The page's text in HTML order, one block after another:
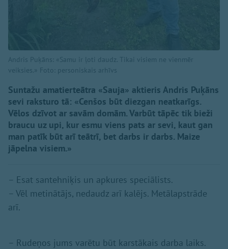
Andris Puķāns: «Samu ir ļoti daudz. Tikai visiem ne vienmēr
veiksies.» Foto: personiskais arhīvs
Suntažu amatierteātra «Sauja» aktieris Andris Puķāns
sevi raksturo tā: «Cenšos būt diezgan neatkarīgs.
Vēlos dzīvot ar savām domām. Varbūt tāpēc tik bieži
braucu uz upi, kur esmu viens pats ar sevi, kaut gan
man patīk būt arī teātrī, bet darbs ir darbs. Maize
jāpelna visiem.»
– Esat santehniķis un apkures speciālists.
– Vēl metinātājs, nedaudz arī kalējs. Metālapstrāde
arī.
– Rudeņos jums varētu būt karstākais darba laiks.